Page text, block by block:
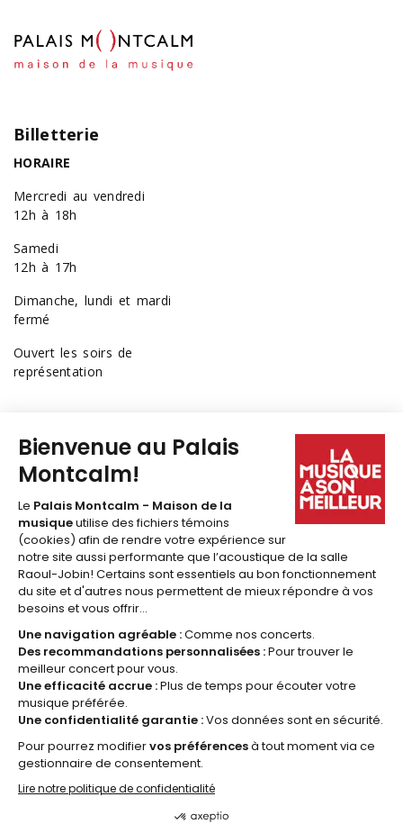
Abonnez-vous à l'INFOLETTREdu Palais Montcalm!
JE M'ABONNE
Billetterie
HORAIRE
Mercredi au vendredi
12h à 18h
Samedi
12h à 17h
Dimanche, lundi et mardi
fermé
Ouvert les soirs de
représentation
1 877 641-6040
billetterie@palaismontcalm.ca
© 2026 Palais Montcalm, maison de la musique -
Réalisation Amiral Agence Web